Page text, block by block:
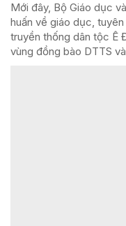
Mới đây, Bộ Giáo dục
huấn về giáo dục,
truyền thống dân tộc Ê
vùng đồng bào DTTS